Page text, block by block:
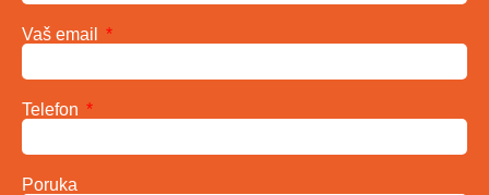
Vaš email
Telefon
Poruka